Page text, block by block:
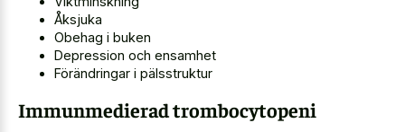
Åksjuka
Obehag i buken
Depression och ensamhet
Förändringar i pälsstruktur
Immunmedierad trombocytopeni